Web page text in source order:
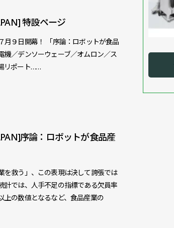
特設ページ
月９日開幕！ 「序論：ロボットが食品
機／デンソーウェーブ／オムロン／ス
リポート……
序論：ロボットが食品産
を救う」、この表現は決して誇張では
計では、人手不足の指標である欠員率
上の数値となるなど、食品産業の